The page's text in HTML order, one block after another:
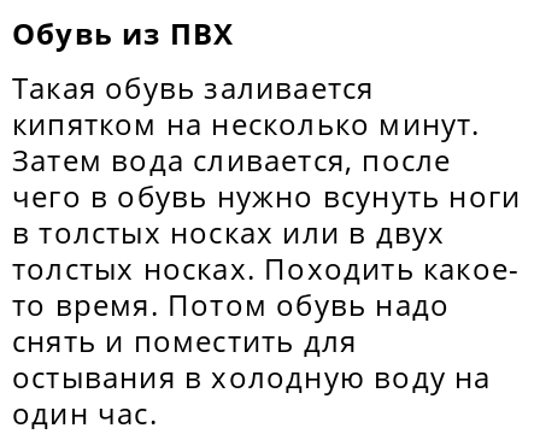
Обувь из ПВХ
Такая обувь заливается
кипятком на несколько минут.
Затем вода сливается, после
чего в обувь нужно всунуть ноги
в толстых носках или в двух
толстых носках. Походить какое-
то время. Потом обувь надо
снять и поместить для
остывания в холодную воду на
один час.